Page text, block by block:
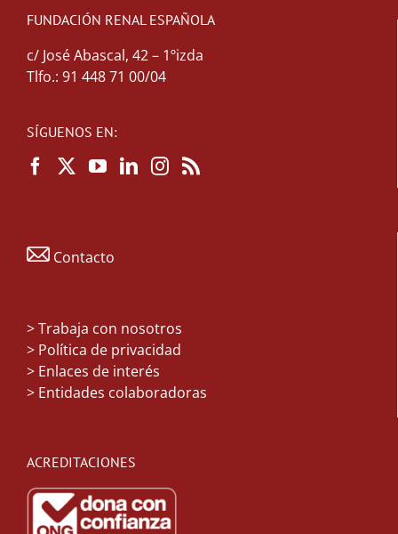
FUNDACIÓN RENAL ESPAÑOLA
c/ José Abascal, 42 – 1ºizda
Tlfo.: 91 448 71 00/04
SÍGUENOS EN:
Contacto
>Trabaja con nosotros
> Política de privacidad
> Enlaces de interés
> Entidades colaboradoras
ACREDITACIONES